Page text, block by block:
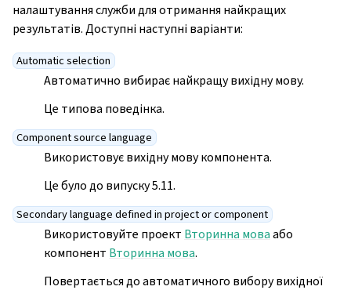
налаштування служби для отримання найкращих
результатів. Доступні наступні варіанти:
Automatic selection
Автоматично вибирає найкращу вихідну мову.
Це типова поведінка.
Component source language
Використовує вихідну мову компонента.
Це було до випуску 5.11.
Secondary language defined in project or component
Використовуйте проект Вторинна моваабо
компонент Вторинна мова.
Повертається до автоматичного вибору вихідної